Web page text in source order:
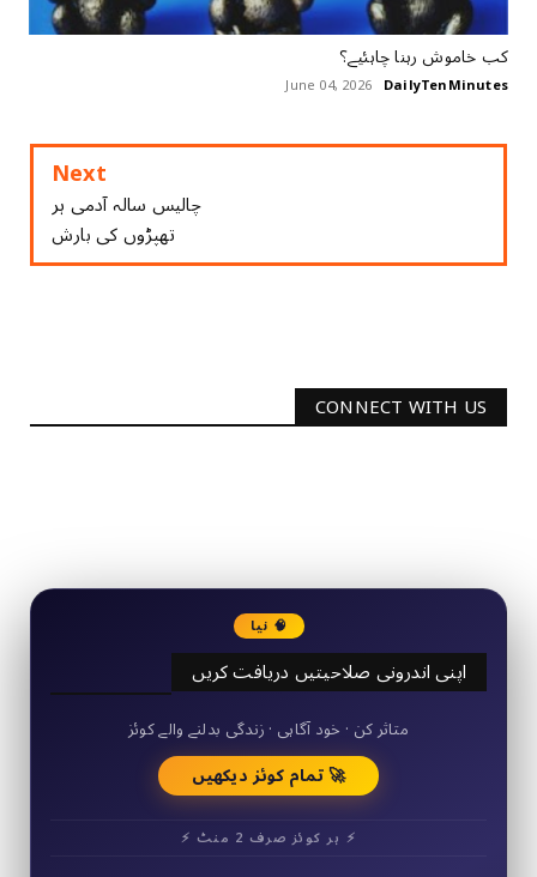
کب خاموش رہنا چاہئیے؟
DailyTenMinutes
June 04, 2026
Next
ﭼﺎﻟﯿﺲ ﺳﺎﻟﮧ ﺁﺩﻣﯽ ﮨﺮ
ﺗﮭﭙﮍﻭﮞ ﮐﯽ ﺑﺎﺭﺵ
CONNECT WITH US
🧠 نیا
اپنی اندرونی صلاحیتیں دریافت کریں
50+ مختصر کوئز
متاثر کن · خود آگاہی · زندگی بدلنے والے کوئز
🚀 تمام کوئز دیکھیں
⚡ ہر کوئز صرف 2 منٹ ⚡